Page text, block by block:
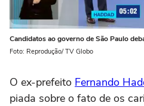
Candidatos ao governo de São Paulo
Foto: Reprodução/ TV Globo
O ex-prefeito Fernando
piada sobre o fato de os